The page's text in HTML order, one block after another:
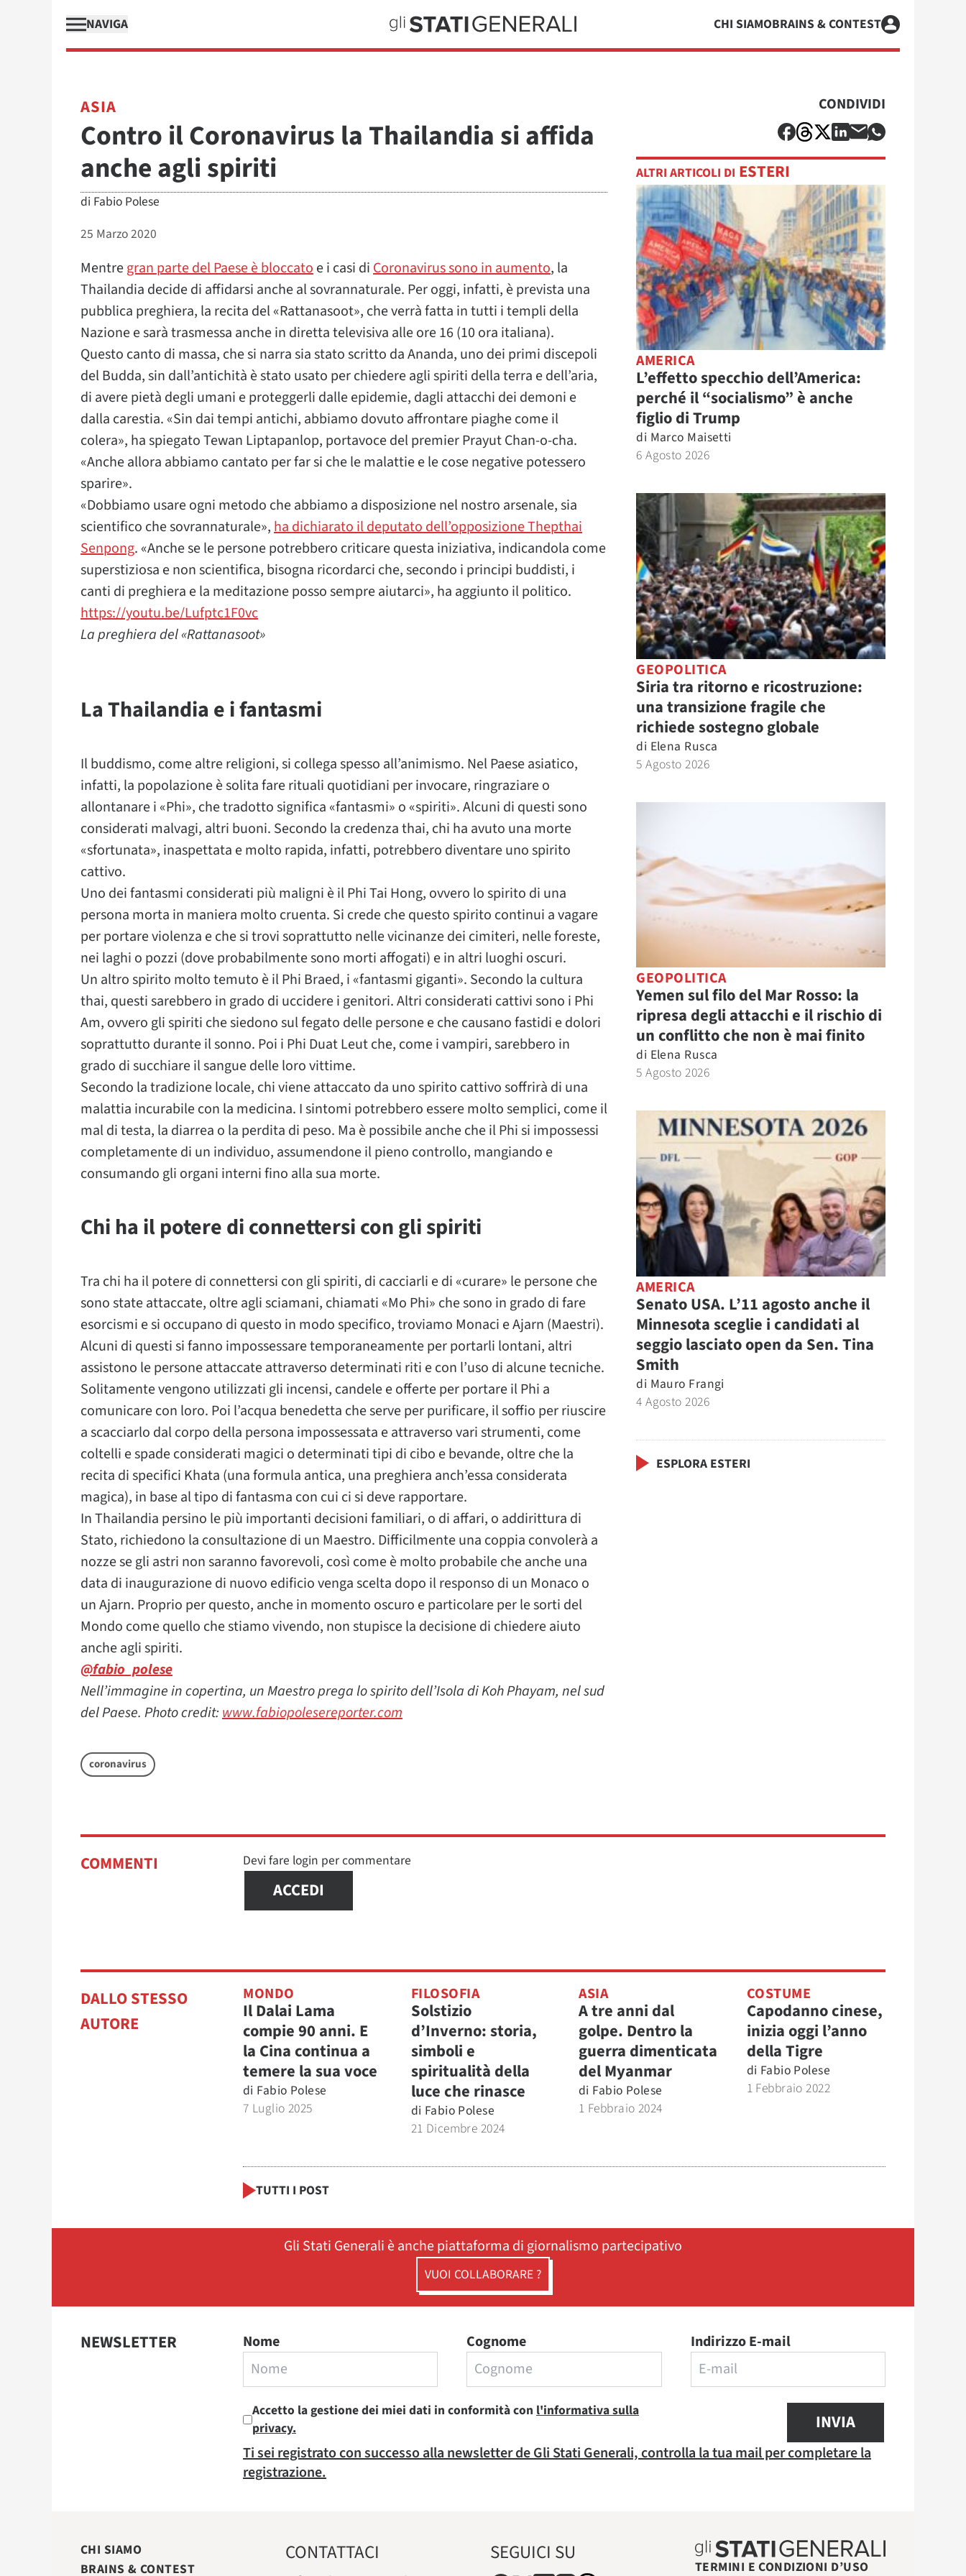
NAVIGA CHI SIAMOBRAINS & CONTEST
ASIA
Contro il Coronavirus la Thailandia si affida
anche agli spiriti
di Fabio Polese
25 Marzo 2020
Mentregran parte del Paese è bloccatoe i casi diCoronavirus sono in aumento, la
Thailandia decide di affidarsi anche al sovrannaturale. Per oggi, infatti, è prevista una
pubblica preghiera, la recita del «Rattanasoot», che verrà fatta in tutti i templi della
Nazione e sarà trasmessa anche in diretta televisiva alle ore 16 (10 ora italiana).
Questo canto di massa, che si narra sia stato scritto da Ananda, uno dei primi discepoli
del Budda, sin dall’antichità è stato usato per chiedere agli spiriti della terra e dell’aria,
di avere pietà degli umani e proteggerli dalle epidemie, dagli attacchi dei demoni e
dalla carestia. «Sin dai tempi antichi, abbiamo dovuto affrontare piaghe come il
colera», ha spiegato Tewan Liptapanlop, portavoce del premier Prayut Chan-o-cha.
«Anche allora abbiamo cantato per far si che le malattie e le cose negative potessero
sparire».
«Dobbiamo usare ogni metodo che abbiamo a disposizione nel nostro arsenale, sia
scientifico che sovrannaturale»,ha dichiarato il deputato dell’opposizione Thepthai
Senpong. «Anche se le persone potrebbero criticare questa iniziativa, indicandola come
superstiziosa e non scientifica, bisogna ricordarci che, secondo i principi buddisti, i
canti di preghiera e la meditazione posso sempre aiutarci», ha aggiunto il politico.
https://youtu.be/Lufptc1F0vc
La preghiera del «Rattanasoot»
La Thailandia e i fantasmi
Il buddismo, come altre religioni, si collega spesso all’animismo. Nel Paese asiatico,
infatti, la popolazione è solita fare rituali quotidiani per invocare, ringraziare o
allontanare i «Phi», che tradotto significa «fantasmi» o «spiriti». Alcuni di questi sono
considerati malvagi, altri buoni. Secondo la credenza thai, chi ha avuto una morte
«sfortunata», inaspettata e molto rapida, infatti, potrebbero diventare uno spirito
cattivo.
Uno dei fantasmi considerati più maligni è il Phi Tai Hong, ovvero lo spirito di una
persona morta in maniera molto cruenta. Si crede che questo spirito continui a vagare
per portare violenza e che si trovi soprattutto nelle vicinanze dei cimiteri, nelle foreste,
nei laghi o pozzi (dove probabilmente sono morti affogati) e in altri luoghi oscuri.
Un altro spirito molto temuto è il Phi Braed, i «fantasmi giganti». Secondo la cultura
thai, questi sarebbero in grado di uccidere i genitori. Altri considerati cattivi sono i Phi
Am, ovvero gli spiriti che siedono sul fegato delle persone e che causano fastidi e dolori
soprattutto durante il sonno. Poi i Phi Duat Leut che, come i vampiri, sarebbero in
grado di succhiare il sangue delle loro vittime.
Secondo la tradizione locale, chi viene attaccato da uno spirito cattivo soffrirà di una
malattia incurabile con la medicina. I sintomi potrebbero essere molto semplici, come il
mal di testa, la diarrea o la perdita di peso. Ma è possibile anche che il Phi si impossessi
completamente di un individuo, assumendone il pieno controllo, mangiando e
consumando gli organi interni fino alla sua morte.
Chi ha il potere di connettersi con gli spiriti
Tra chi ha il potere di connettersi con gli spiriti, di cacciarli e di «curare» le persone che
sono state attaccate, oltre agli sciamani, chiamati «Mo Phi» che sono in grado di fare
esorcismi e si occupano di questo in modo specifico, troviamo Monaci e Ajarn (Maestri).
Alcuni di questi si fanno impossessare temporaneamente per portarli lontani, altri
assistono le persone attaccate attraverso determinati riti e con l’uso di alcune tecniche.
Solitamente vengono utilizzati gli incensi, candele e offerte per portare il Phi a
comunicare con loro. Poi l’acqua benedetta che serve per purificare, il soffio per riuscire
a scacciarlo dal corpo della persona impossessata e attraverso vari strumenti, come
coltelli e spade considerati magici o determinati tipi di cibo e bevande, oltre che la
recita di specifici Khata (una formula antica, una preghiera anch’essa considerata
magica), in base al tipo di fantasma con cui ci si deve rapportare.
In Thailandia persino le più importanti decisioni familiari, o di affari, o addirittura di
Stato, richiedono la consultazione di un Maestro. Difficilmente una coppia convolerà a
nozze se gli astri non saranno favorevoli, così come è molto probabile che anche una
data di inaugurazione di nuovo edificio venga scelta dopo il responso di un Monaco o
un Ajarn. Proprio per questo, anche in momento oscuro e particolare per le sorti del
Mondo come quello che stiamo vivendo, non stupisce la decisione di chiedere aiuto
anche agli spiriti.
@fabio_polese
Nell’immagine in copertina, un Maestro prega lo spirito dell’Isola di Koh Phayam, nel sud
del Paese. Photo credit:www.fabiopolesereporter.com
coronavirus
CONDIVIDI
ALTRI ARTICOLI DI ESTERI
AMERICA
L’effetto specchio dell’America:
perché il “socialismo” è anche
figlio di Trump
di Marco Maisetti
6 Agosto 2026
GEOPOLITICA
Siria tra ritorno e ricostruzione:
una transizione fragile che
richiede sostegno globale
di Elena Rusca
5 Agosto 2026
GEOPOLITICA
Yemen sul filo del Mar Rosso: la
ripresa degli attacchi e il rischio di
un conflitto che non è mai finito
di Elena Rusca
5 Agosto 2026
AMERICA
Senato USA. L’11 agosto anche il
Minnesota sceglie i candidati al
seggio lasciato open da Sen. Tina
Smith
di Mauro Frangi
4 Agosto 2026
ESPLORA ESTERI
COMMENTI Devi fare login per commentare
ACCEDI
DALLO STESSO
AUTORE
MONDO
Il Dalai Lama
compie 90 anni. E
la Cina continua a
temere la sua voce
di Fabio Polese
7 Luglio 2025
FILOSOFIA
Solstizio
d’Inverno: storia,
simboli e
spiritualità della
luce che rinasce
di Fabio Polese
21 Dicembre 2024
ASIA
A tre anni dal
golpe. Dentro la
guerra dimenticata
del Myanmar
di Fabio Polese
1 Febbraio 2024
COSTUME
Capodanno cinese,
inizia oggi l’anno
della Tigre
di Fabio Polese
1 Febbraio 2022
TUTTI I POST
Gli Stati Generali è anche piattaforma di giornalismo partecipativo
VUOI COLLABORARE ?
NEWSLETTER Nome Cognome Indirizzo E-mail
Accetto la gestione dei miei dati in conformità con l'informativa sulla
privacy.
INVIA
Ti sei registrato con successo alla newsletter de Gli Stati Generali, controlla la tua mail per completare la
registrazione.
CHI SIAMO
BRAINS & CONTEST
CONTATTACI SEGUICI SU
TERMINI E CONDIZIONI D’USO